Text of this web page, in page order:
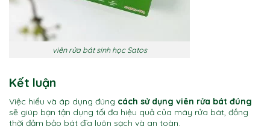
viên rửa bát sinh học Satos
Kết luận
Việc hiểu và áp dụng đúng cách sử dụng viên rửa bát đúng
sẽ giúp bạn tận dụng tối đa hiệu quả của máy rửa bát, đồng
thời đảm bảo bát đĩa luôn sạch và an toàn.